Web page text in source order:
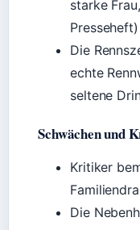
starke
Presseheft)
Die
echte
seltene
Schwächen und
Kritiker
Die